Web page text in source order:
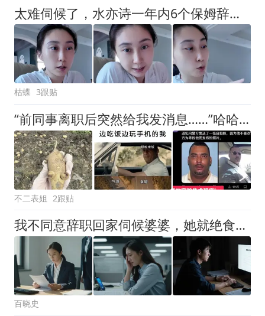
太难伺候了，水亦诗一年内6个保姆辞职，她也崩溃，喊话网友推荐
枯蝶 3跟贴
“前同事离职后突然给我发消息……”哈哈哈哈哈这情况完全没想到啊！！
不二表姐 2跟贴
我不同意辞职回家伺候婆婆，她就绝食逼我老公离婚，我平静签字，3个月后，老公接到公司辞退通知，一家人都傻眼了
百晓史